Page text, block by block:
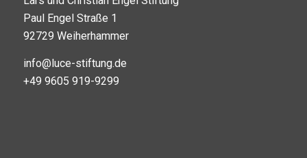
Paul Engel Straße 1
92729 Weiherhammer
info@luce-stiftung.de
+49 9605 919-9299